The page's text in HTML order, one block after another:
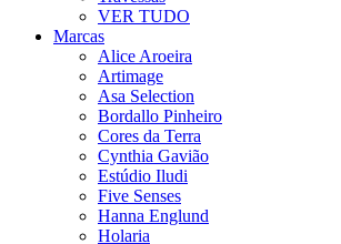
VER TUDO
Marcas
Alice Aroeira
Artimage
Asa Selection
Bordallo Pinheiro
Cores da Terra
Cynthia Gavião
Estúdio Iludi
Five Senses
Hanna Englund
Holaria